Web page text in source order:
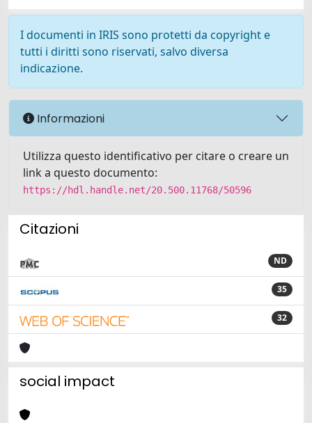
I documenti in IRIS sono protetti da copyright e
tutti i diritti sono riservati, salvo diversa
indicazione.
Informazioni
Utilizza questo identificativo per citare o creare un
link a questo documento:
https://hdl.handle.net/20.500.11768/50596
Citazioni
ND
35
32
social impact